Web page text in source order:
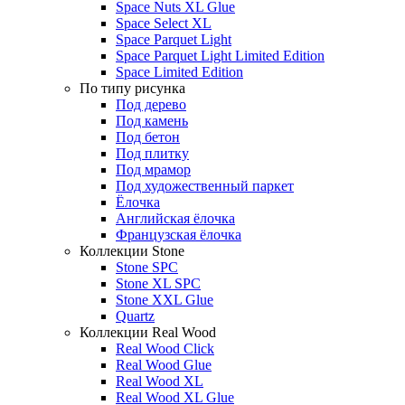
Space Nuts XL Glue
Space Select XL
Space Parquet Light
Space Parquet Light Limited Edition
Space Limited Edition
По типу рисунка
Под дерево
Под камень
Под бетон
Под плитку
Под мрамор
Под художественный паркет
Ёлочка
Английская ёлочка
Французская ёлочка
Коллекции Stone
Stone SPC
Stone XL SPC
Stone XXL Glue
Quartz
Коллекции Real Wood
Real Wood Click
Real Wood Glue
Real Wood XL
Real Wood XL Glue